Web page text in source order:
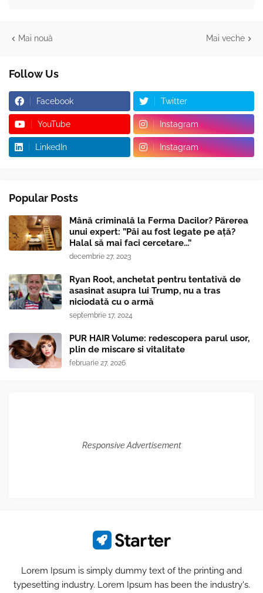
Mai nouă Mai veche
Follow Us
Facebook Twitter
YouTube Instagram
LinkedIn Instagram
Popular Posts
Mână criminală la Ferma Dacilor? Părerea
unui expert: ”Păi au fost legate pe ață?
Halal să mai faci cercetare...”
decembrie 27, 2023
Ryan Root, anchetat pentru tentativă de
asasinat asupra lui Trump, nu a tras
niciodată cu o armă
septembrie 17, 2024
PUR HAIR Volume: redescopera parul usor,
plin de miscare si vitalitate
februarie 27, 2026
Responsive Advertisement
Lorem Ipsum is simply dummy text of the printing and
typesetting industry. Lorem Ipsum has been the industry's.